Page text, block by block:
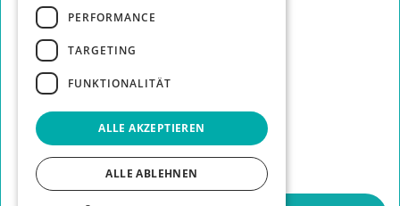
DATENSCHUTZERKLÄRUNG
©2026Tilmann Breitenbach
PERFORMANCE
TARGETING
FUNKTIONALITÄT
ALLE AKZEPTIEREN
ALLE ABLEHNEN